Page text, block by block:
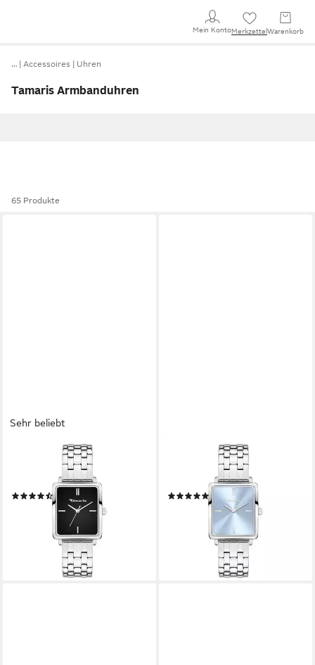
Mein KontoMerkzettel Warenkorb
… Accessoires Uhren
Tamaris Armbanduhren
65 Produkte
Sehr beliebt
Quarzuhr The Square
(23)
UVP99,95 €
lieferbar - in 4-5 Werktagen bei dir
Quarzuhr The Bicolor Square
(9)
UVP99,95 €
lieferbar - in 4-5 Werktagen bei dir